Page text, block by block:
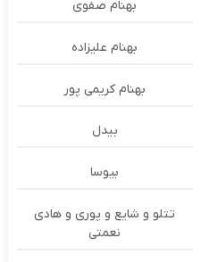
بهنام صفوی
بهنام علیزاده
بهنام کریمی پور
بیدل
بیوسا
تتلو و شایع و پوری و هادی
نعمتی